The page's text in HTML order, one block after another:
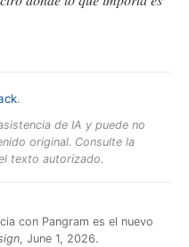
.
de IA y puede no
original. Consulte la
texto autorizado.
con Pangram es el nuevo
, June 1, 2026.